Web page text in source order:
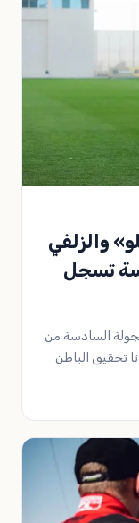
والزلفي
تسجل
السادسة من
تحقيق الباطن